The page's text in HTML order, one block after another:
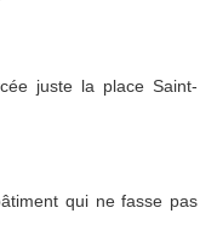
juste la place Saint-
qui ne fasse pas